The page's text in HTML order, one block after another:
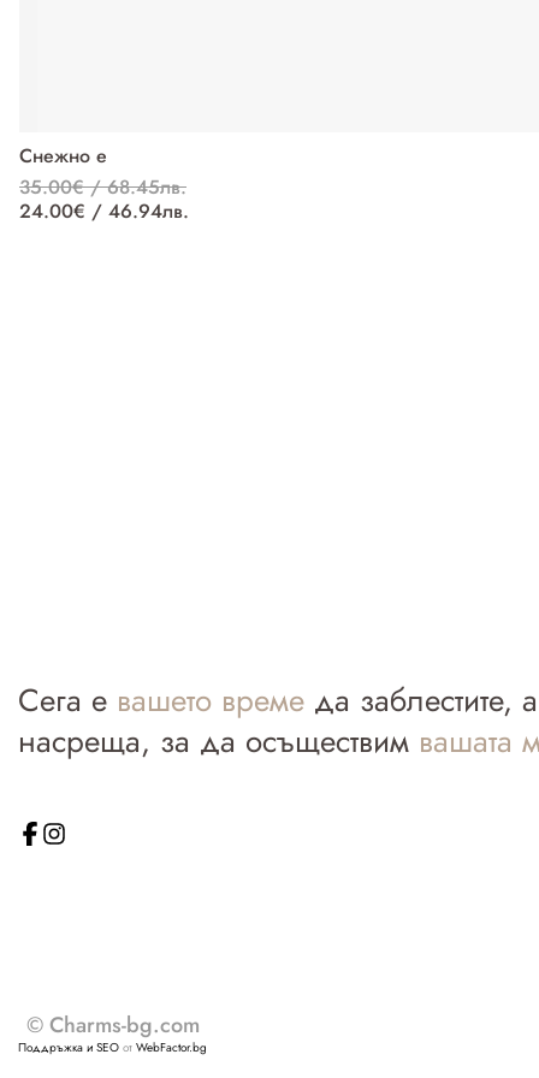
Снежно е
35.00€ / 68.45лв.
24.00€ / 46.94лв.
Сега е вашето време да заблестите,
насреща, за да осъществим вашата
© Charms-bg.com
Поддръжка и SEO от WebFactor.bg